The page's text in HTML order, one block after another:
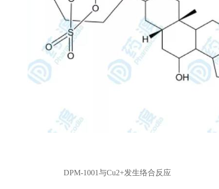
DPM-1001与Cu2+发生络合反应